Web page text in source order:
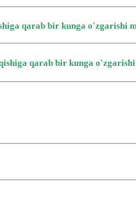
qarab bir kunga o'zgarishi
qarab bir kunga